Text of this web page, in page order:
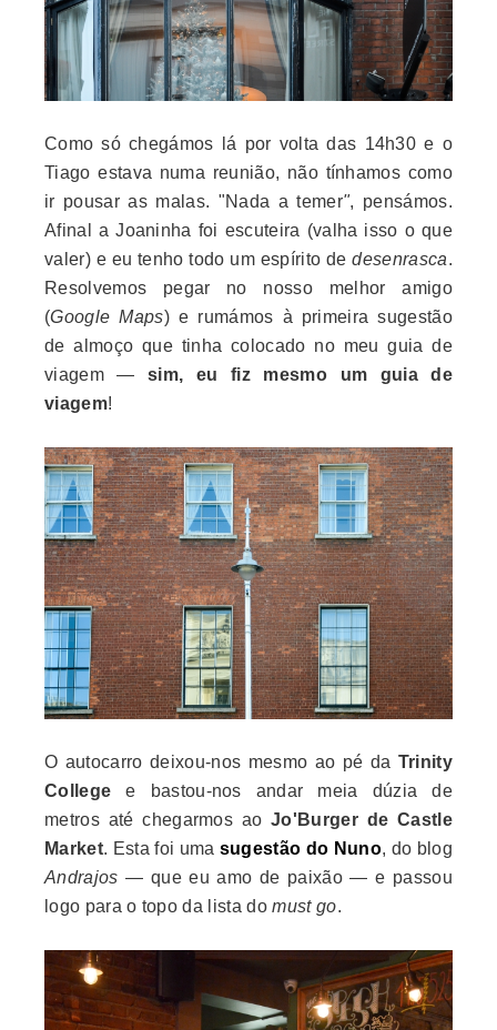
Como só chegámos lá por volta das 14h30 e o
Tiago estava numa reunião, não tínhamos como
ir pousar as malas. "Nada a temer", pensámos.
Afinal a Joaninha foi escuteira (valha isso o que
valer) e eu tenho todo um espírito dedesenrasca.
Resolvemos pegar no nosso melhor amigo
(Google Maps) e rumámos à primeira sugestão
de almoço que tinha colocado no meu guia de
viagem —sim, eu fiz mesmo um guia de
viagem!
O autocarro deixou-nos mesmo ao pé da Trinity
College e bastou-nos andar meia dúzia de
metros até chegarmos aoJo'Burger de Castle
Market. Esta foi uma sugestão do Nuno, do blog
Andrajos — que eu amo de paixão — e passou
logo para o topo da lista domust go.